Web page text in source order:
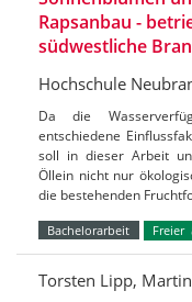
Rapsanbau -
südwestliche
Hochschule
Da die
entschiedene
soll in dieser Arbeit
Öllein nicht nur
die bestehenden
Bachelorarbeit Freier
Torsten Lipp,